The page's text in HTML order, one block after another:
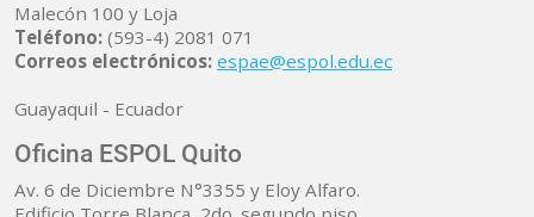
Malecón 100 y Loja
Teléfono: (593-4) 2081 071
Correos electrónicos: espae@espol.edu.ec
Guayaquil - Ecuador
Oficina ESPOL Quito
Av. 6 de Diciembre N°3355 y Eloy Alfaro.